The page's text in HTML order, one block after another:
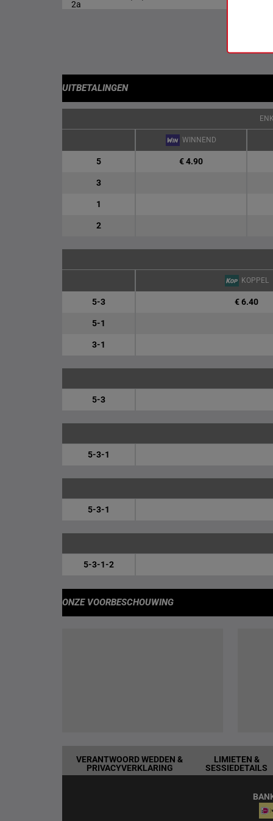
2a
UITBETALINGEN
WINNEND
5 € 4.90
3
1
2
KOPPEL
5-3 € 6.40
5-1
3-1
5-3
5-3-1
5-3-1
5-3-1-2
ONZE VOORBESCHOUWING
VERANTWOORD WEDDEN &
PRIVACYVERKLARING
LIMIETEN &
SESSIEDETAILS